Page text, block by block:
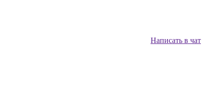
Написать в чат